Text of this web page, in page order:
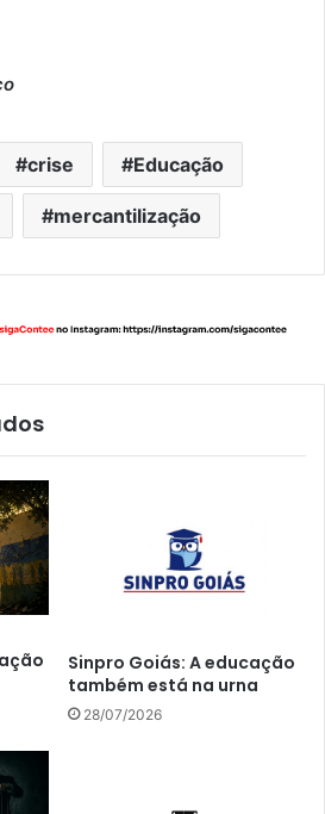
crise Educação
mercantilização
Sinpro Goiás: A educação
também está na urna
28/07/2026